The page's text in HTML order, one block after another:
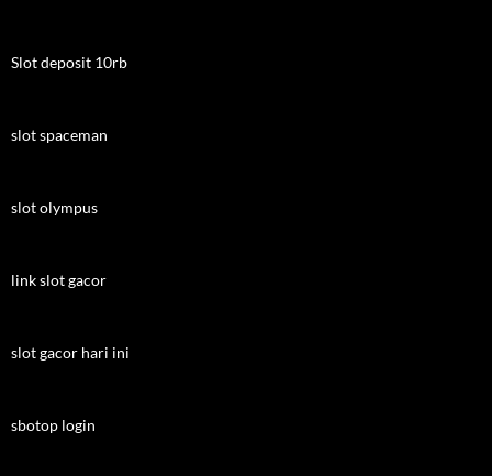
Slot deposit 10rb
slot spaceman
slot olympus
link slot gacor
slot gacor hari ini
sbotop login